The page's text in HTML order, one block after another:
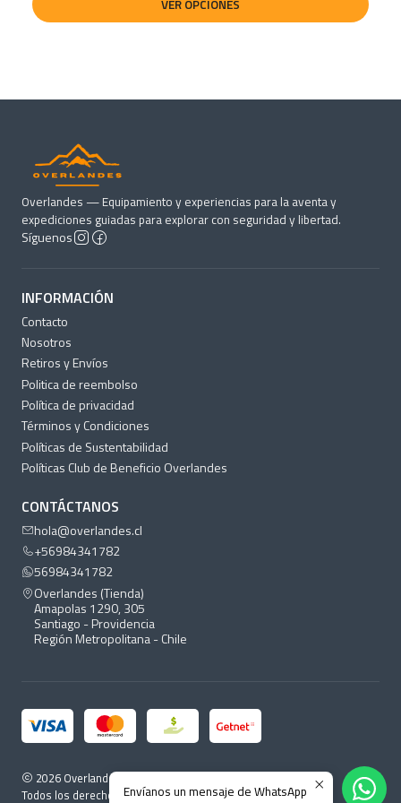
VER OPCIONES
Overlandes — Equipamiento y experiencias para la aventa y
expediciones guiadas para explorar con seguridad y libertad.
Síguenos
INFORMACIÓN
Contacto
Nosotros
Retiros y Envíos
Politica de reembolso
Política de privacidad
Términos y Condiciones
Políticas de Sustentabilidad
Políticas Club de Beneficio Overlandes
CONTÁCTANOS
hola@overlandes.cl
+56984341782
56984341782
Overlandes (Tienda)
Amapolas 1290, 305
Santiago - Providencia
Región Metropolitana - Chile
2026 Overlandes.
Todos los derechos reservados. Desarrollado por Jumpseller
Envíanos un mensaje de WhatsApp